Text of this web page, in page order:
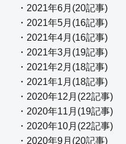
・2021年6月(20記事)
・2021年5月(16記事)
・2021年4月(16記事)
・2021年3月(19記事)
・2021年2月(18記事)
・2021年1月(18記事)
・2020年12月(22記事)
・2020年11月(19記事)
・2020年10月(22記事)
・2020年9月(20記事)